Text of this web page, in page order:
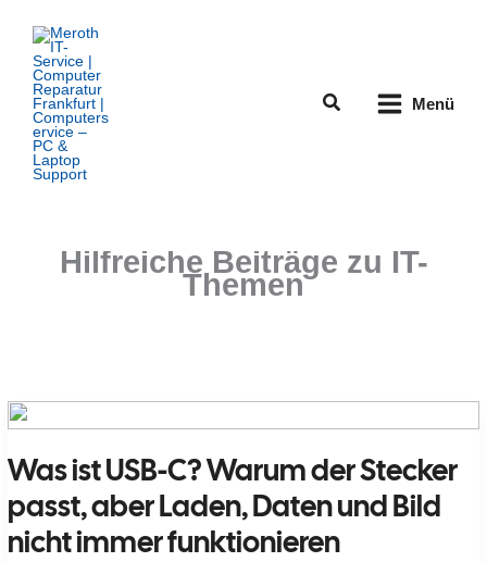
Inhalt
springen
Suchen Menü
Hilfreiche Beiträge zu IT-
Themen
Was ist USB-C? Warum der Stecker
passt, aber Laden, Daten und Bild
nicht immer funktionieren